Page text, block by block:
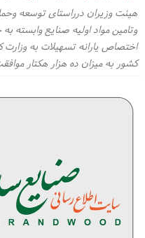
هیئت وزیران درراستای توسعه
وتامین مواد اولیه صنایع وابسته
اختصاص یارانه تسهیلات به
كشور به میزان ده هزار هكتار